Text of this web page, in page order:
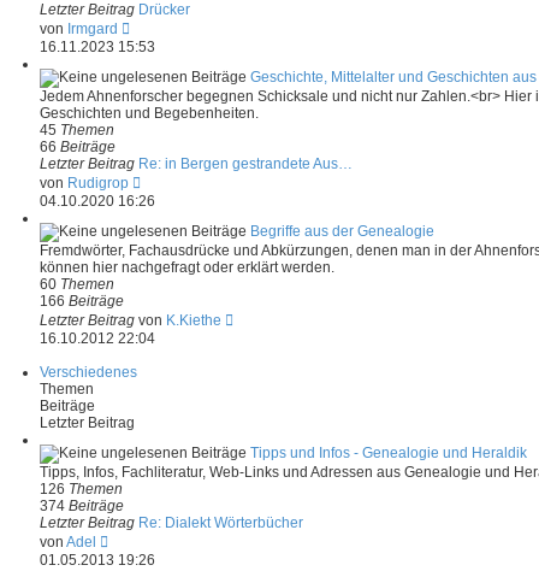
e
t
r
a
g
Letzter Beitrag Drücker
von Irmgard
e
e
s
t
B
e
i
t
r
a
g
16.11.2023 15:53
Geschichte, Mittelalter und Geschichten
Jedem Ahnenforscher begegnen Schicksale und nicht nur Zahlen.<br>
Geschichten und Begebenheiten.
45 Themen
66 Beiträge
Letzter Beitrag Re: in Bergen gestrandete Aus…
von Rudigrop
e
e
s
t
B
e
i
04.10.2020 16:26
Begriffe aus der Genealogie
Fremdwörter, Fachausdrücke und Abkürzungen, denen man in der
können hier nachgefragt oder erklärt werden.
60 Themen
166 Beiträge
Letzter Beitrag von K.Kiethe
B
e
r
16.10.2012 22:04
Verschiedenes
Themen
Beiträge
Letzter Beitrag
Tipps und Infos - Genealogie und Heraldik
Tipps, Infos, Fachliteratur, Web-Links und Adressen aus Genealogie und
126 Themen
374 Beiträge
Letzter Beitrag Re: Dialekt Wörterbücher
von Adel
e
01.05.2013 19:26